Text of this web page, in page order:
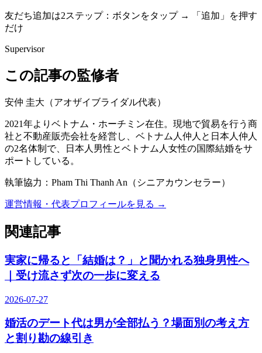
友だち追加は2ステップ：ボタンをタップ → 「追加」を押す
だけ
Supervisor
この記事の監修者
安仲 圭大 （アオザイブライダル代表）
2021年よりベトナム・ホーチミン在住。現地で貿易を行う商
社と不動産販売会社を経営し、ベトナム人仲人と日本人仲人
の2名体制で、日本人男性とベトナム人女性の国際結婚をサ
ポートしている。
執筆協力： Pham Thi Thanh An （ シニアカウンセラー）
運営情報・代表プロフィールを見る →
関連記事
実家に帰ると「結婚は？」と聞かれる独身男性へ
｜受け流さず次の一歩に変える
2026-07-27
婚活のデート代は男が全部払う？場面別の考え方
と割り勘の線引き